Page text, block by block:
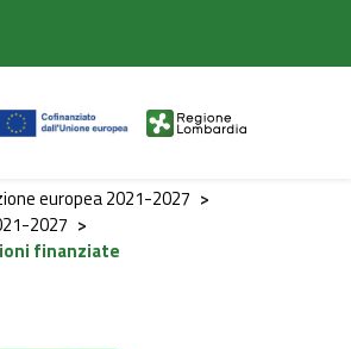
europea 2021-2027 >
2027 >
finanziate